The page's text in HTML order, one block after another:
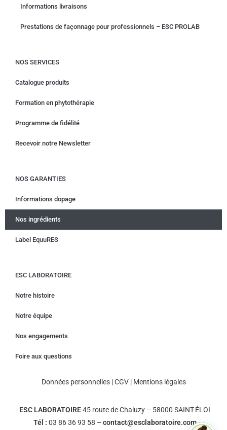
Informations livraisons
Prestations de façonnage pour professionnels – ESC PROLAB
NOS SERVICES
Catalogue produits
Formation en phytothérapie
Programme de fidélité
Recevoir notre Newsletter
NOS GARANTIES
Informations dopage
Nos ingrédients
Label EquuRES
ESC LABORATOIRE
Notre histoire
Notre équipe
Nos engagements
Foire aux questions
Données personnelles|CGV| Mentions légales
ESC LABORATOIRE45 route de Chaluzy – 58000 SAINT-ÉLOI
Tél : 03 86 36 93 58 – contact@esclaboratoire.com